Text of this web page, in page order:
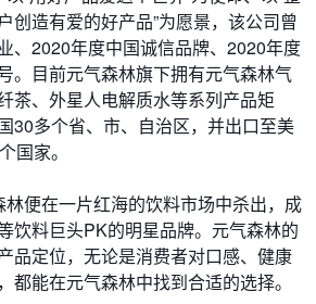
创造有爱的好产品”为愿景，该公司曾
、2020年度中国诚信品牌、2020年度
。目前元气森林旗下拥有元气森林气
茶、外星人电解质水等系列产品矩
30多个省、市、自治区，并出口至美
国家。
便在一片红海的饮料市场中杀出，成
饮料巨头PK的明星品牌。元气森林的
品定位，无论是消费者对口感、健康
都能在元气森林中找到合适的选择。